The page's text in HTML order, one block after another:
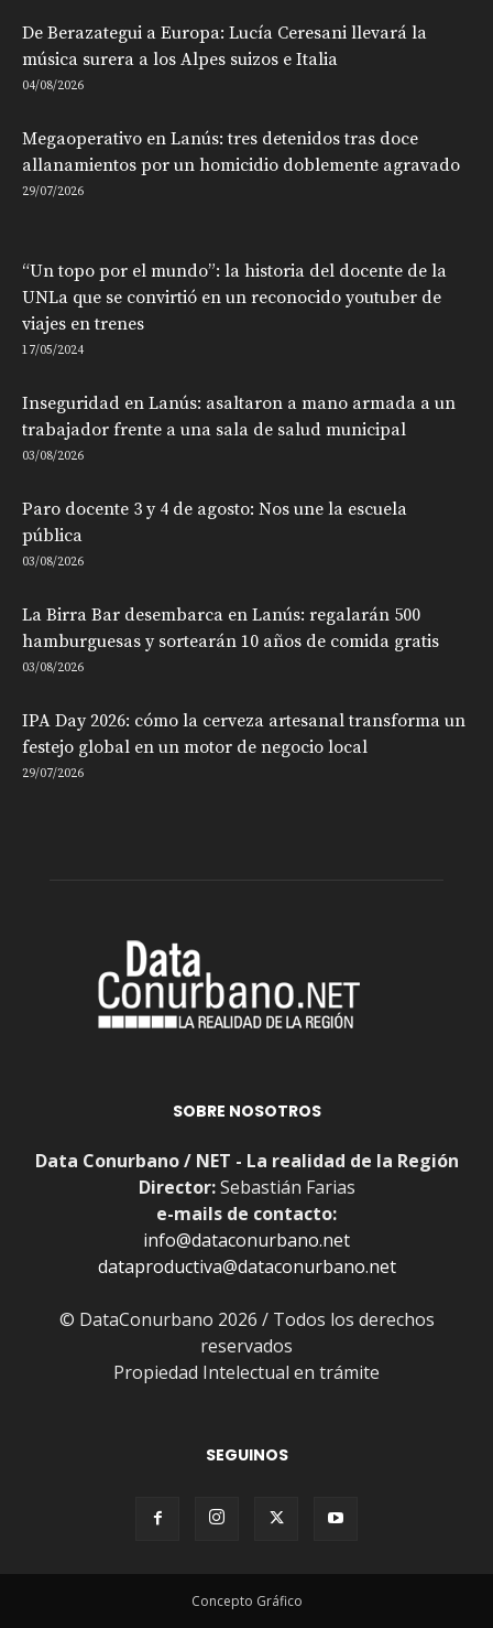
De Berazategui a Europa: Lucía Ceresani llevará la
música surera a los Alpes suizos e Italia
04/08/2026
Megaoperativo en Lanús: tres detenidos tras doce
allanamientos por un homicidio doblemente agravado
29/07/2026
“Un topo por el mundo”: la historia del docente de la
UNLa que se convirtió en un reconocido youtuber de
viajes en trenes
17/05/2024
Inseguridad en Lanús: asaltaron a mano armada a un
trabajador frente a una sala de salud municipal
03/08/2026
Paro docente 3 y 4 de agosto: Nos une la escuela
pública
03/08/2026
La Birra Bar desembarca en Lanús: regalarán 500
hamburguesas y sortearán 10 años de comida gratis
03/08/2026
IPA Day 2026: cómo la cerveza artesanal transforma un
festejo global en un motor de negocio local
29/07/2026
SOBRE NOSOTROS
Data Conurbano / NET - La realidad de la Región
Director:Sebastián Farias
e-mails de contacto:
info@dataconurbano.net
dataproductiva@dataconurbano.net
© DataConurbano 2026 / Todos los derechos
reservados
Propiedad Intelectual en trámite
SEGUINOS
Concepto Gráfico